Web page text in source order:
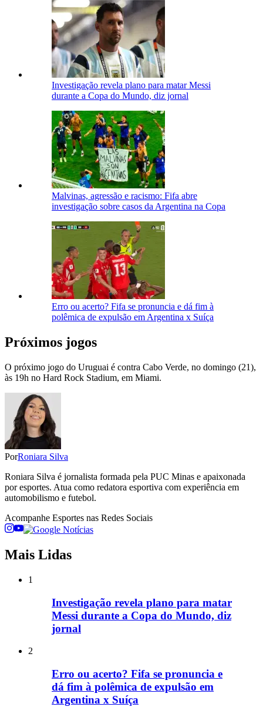
Investigação revela plano para matar Messi
durante a Copa do Mundo, diz jornal
Malvinas, agressão e racismo: Fifa abre
investigação sobre casos da Argentina na Copa
Erro ou acerto? Fifa se pronuncia e dá fim à
polêmica de expulsão em Argentina x Suíça
Próximos jogos
O próximo jogo do Uruguai é contra Cabo Verde, no domingo (21),
às 19h no Hard Rock Stadium, em Miami.
PorRoniara Silva
Roniara Silva é jornalista formada pela PUC Minas e apaixonada
por esportes. Atua como redatora esportiva com experiência em
automobilismo e futebol.
Acompanhe Esportes nas Redes Sociais
Mais Lidas
1
Investigação revela plano para matar
Messi durante a Copa do Mundo, diz
jornal
2
Erro ou acerto? Fifa se pronuncia e
dá fim à polêmica de expulsão em
Argentina x Suíça